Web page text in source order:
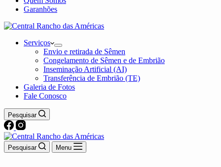
Garanhões
Serviços
Envio e retirada de Sêmen
Congelamento de Sêmen e de Embrião
Inseminação Artificial (AI)
Transferência de Embrião (TE)
Galeria de Fotos
Fale Conosco
Pesquisar
Pesquisar Menu